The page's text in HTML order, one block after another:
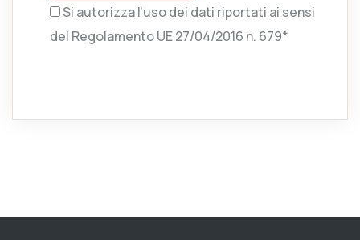
Si autorizza l’uso dei dati riportati ai sensi
del Regolamento UE 27/04/2016 n. 679*